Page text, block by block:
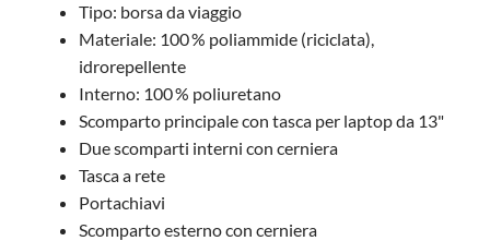
Tipo: borsa da viaggio
Materiale: 100 % poliammide (riciclata),
idrorepellente
Interno: 100 % poliuretano
Scomparto principale con tasca per laptop da 13"
Due scomparti interni con cerniera
Tasca a rete
Portachiavi
Scomparto esterno con cerniera